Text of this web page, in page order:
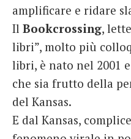
amplificare e ridare
Il Bookcrossing,
libri”, molto più
libri, è nato nel 2001
che sia frutto della
del Kansas.
E dal Kansas,